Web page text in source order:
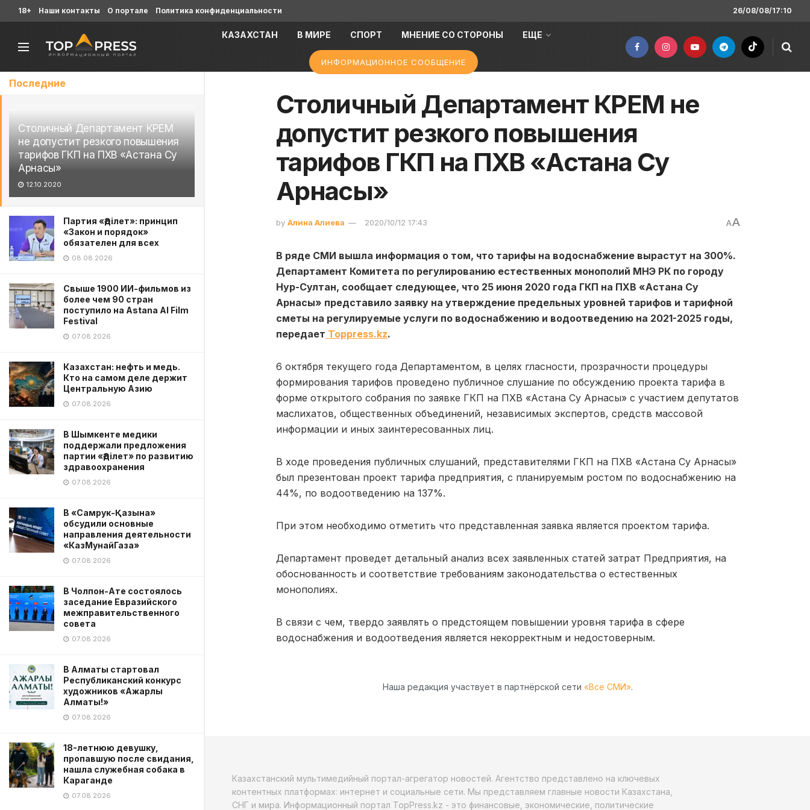
Последние
Столичный Департамент КРЕМ
не допустит резкого повышения
тарифов ГКП на ПХВ «Астана Су
Арнасы»
12.10.2020
Партия «Әділет»: принцип
«Закон и порядок»
обязателен для всех
08.08.2026
Свыше 1900 ИИ-фильмов из
более чем 90 стран
поступило на Astana AI Film
Festival
07.08.2026
Казахстан: нефть и медь.
Кто на самом деле держит
Центральную Азию
07.08.2026
В Шымкенте медики
поддержали предложения
партии «Әділет» по развитию
здравоохранения
07.08.2026
В «Самрук-Қазына»
обсудили основные
направления деятельности
«КазМунайГаза»
07.08.2026
В Чолпон-Ате состоялось
заседание Евразийского
межправительственного
совета
07.08.2026
В Алматы стартовал
Республиканский конкурс
художников «Ажарлы
Алматы!»
07.08.2026
18-летнюю девушку,
пропавшую после свидания,
нашла служебная собака в
Караганде
07.08.2026
18+ Наши контакты О портале Политика конфиденциальности 26/08/08/17:10
КАЗАХСТАН В МИРЕ СПОРТ МНЕНИЕ СО СТОРОНЫ ЕЩЕ
ИНФОРМАЦИОННОЕ СООБЩЕНИЕ
Столичный Департамент КРЕМ не
допустит резкого повышения
тарифов ГКП на ПХВ «Астана Су
Арнасы»
by Алина Алиева 2020/10/12 17:43 AA
В ряде СМИ вышла информация о том, что тарифы на водоснабжение вырастут на 300%.
Департамент Комитета по регулированию естественных монополий МНЭ РК по городу
Нур-Султан, сообщает следующее, что 25 июня 2020 года ГКП на ПХВ «Астана Су
Арнасы» представило заявку на утверждение предельных уровней тарифов и тарифной
сметы на регулируемые услуги по водоснабжению и водоотведению на 2021-2025 годы,
передает Toppress.kz.
6 октября текущего года Департаментом, в целях гласности, прозрачности процедуры
формирования тарифов проведено публичное слушание по обсуждению проекта тарифа в
форме открытого собрания по заявке ГКП на ПХВ «Астана Су Арнасы» с участием депутатов
маслихатов, общественных объединений, независимых экспертов, средств массовой
информации и иных заинтересованных лиц.
В ходе проведения публичных слушаний, представителями ГКП на ПХВ «Астана Су Арнасы»
был презентован проект тарифа предприятия, с планируемым ростом по водоснабжению на
44%, по водоотведению на 137%.
При этом необходимо отметить что представленная заявка является проектом тарифа.
Департамент проведет детальный анализ всех заявленных статей затрат Предприятия, на
обоснованность и соответствие требованиям законодательства о естественных
монополиях.
В связи с чем, твердо заявлять о предстоящем повышении уровня тарифа в сфере
водоснабжения и водоотведения является некорректным и недостоверным.
Наша редакция участвует в партнёрской сети «Все СМИ».
Казахстанский мультимедийный портал-агрегатор новостей. Агентство представлено на ключевых
контентных платформах: интернет и социальные сети. Мы представляем главные новости Казахстана,
СНГ и мира. Информационный портал TopPress.kz - это финансовые, экономические, политические